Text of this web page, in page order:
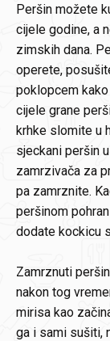
Peršin možete
cijele godine, a
zimskih dana.
operete,
poklopcem
cijele grane
krhke slomite u
sjeckani peršin
zamrzivača za
pa zamrznite.
peršinom
dodate kockicu
Zamrznuti
nakon tog
mirisa kao
ga i sami sušiti,